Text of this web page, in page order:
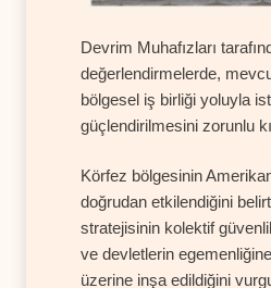
Devrim Muhafızları
değerlendirmelerde,
bölgesel iş birliği yoluyla
güçlendirilmesini zorunlu
Körfez bölgesinin
doğrudan etkilendiğini
stratejisinin kolektif
ve devletlerin
üzerine inşa edildiğini